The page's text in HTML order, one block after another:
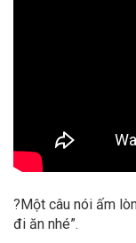
?Một câu nói ấm
đi ăn nhé”.